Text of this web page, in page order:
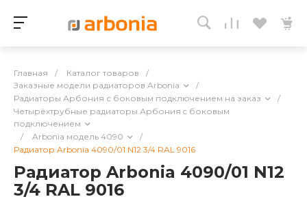
Главная / Каталог товаров
/
Заказные модели радиаторов Arbonia
/
Радиаторы Арбония с боковым подключением на заказ
/
Четырёхтрубные радиаторы Арбония c боковым
подключением
/
Arbonia модель 4090
/
Радиатор Arbonia 4090/01 N12 3/4 RAL 9016
Радиатор Arbonia 4090/01 N12
3/4 RAL 9016